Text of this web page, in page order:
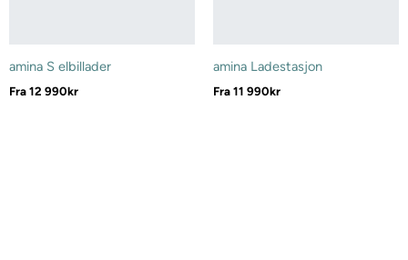
amina S elbillader
Fra 12 990kr
amina Ladestasjon
Fra 11 990kr